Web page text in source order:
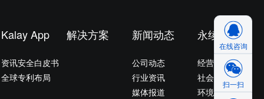
Kalay App
资讯安全白皮书
全球专利布局
解决方案 新闻动态
公司动态
行业资讯
媒体报道
永续发展
经营者的话
社会参与
环境永续
在线咨询
扫一扫